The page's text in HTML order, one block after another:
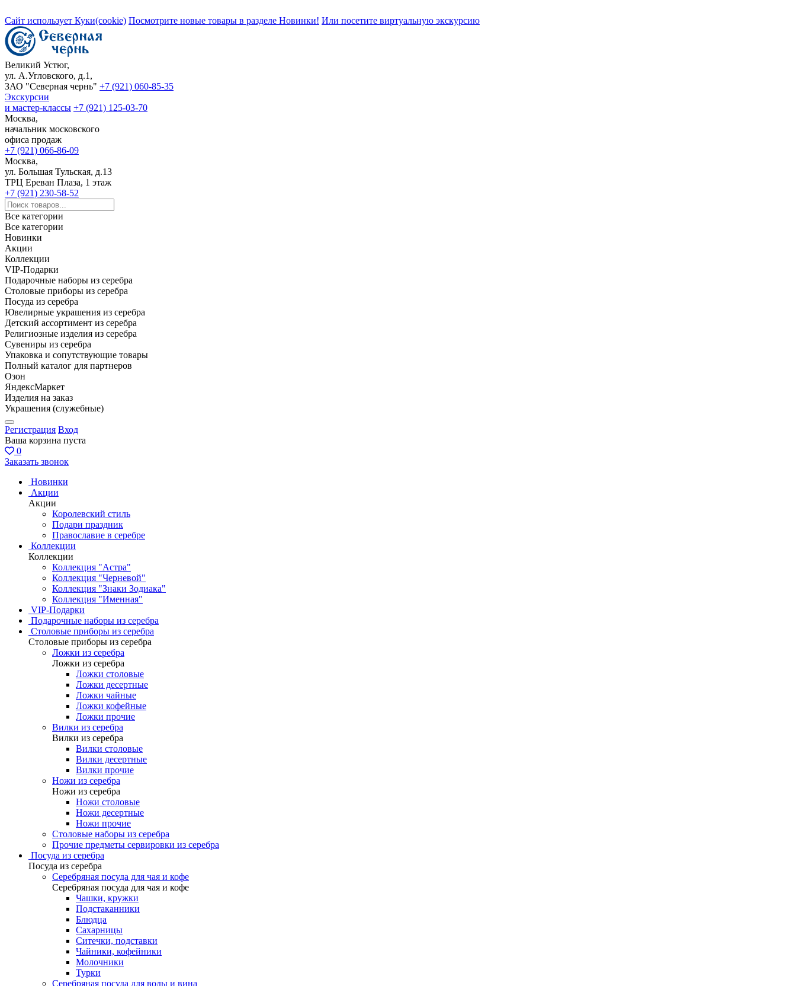
Сайт использует Куки(cookie) Посмотрите новые товары в разделе Новинки! Или посетите виртуальную экскурсию
Великий Устюг,
ул. А.Угловского, д.1,
ЗАО "Северная чернь" +7 (921) 060-85-35
Экскурсии
и мастер-классы +7 (921) 125-03-70
Москва,
начальник московского
офиса продаж
+7 (921) 066-86-09
Москва,
ул. Большая Тульская, д.13
ТРЦ Ереван Плаза, 1 этаж
+7 (921) 230-58-52
Все категории
Все категории
Новинки
Акции
Коллекции
VIP-Подарки
Подарочные наборы из серебра
Столовые приборы из серебра
Посуда из серебра
Ювелирные украшения из серебра
Детский ассортимент из серебра
Религиозные изделия из серебра
Сувениры из серебра
Упаковка и сопутствующие товары
Полный каталог для партнеров
Озон
ЯндексМаркет
Изделия на заказ
Украшения (служебные)
Регистрация Вход
Ваша корзина пуста
0
Заказать звонок
Новинки
Акции
Акции
Королевский стиль
Подари праздник
Православие в серебре
Коллекции
Коллекции
Коллекция "Астра"
Коллекция "Черневой"
Коллекция "Знаки Зодиака"
Коллекция "Именная"
VIP-Подарки
Подарочные наборы из серебра
Столовые приборы из серебра
Столовые приборы из серебра
Ложки из серебра
Ложки из серебра
Ложки столовые
Ложки десертные
Ложки чайные
Ложки кофейные
Ложки прочие
Вилки из серебра
Вилки из серебра
Вилки столовые
Вилки десертные
Вилки прочие
Ножи из серебра
Ножи из серебра
Ножи столовые
Ножи десертные
Ножи прочие
Столовые наборы из серебра
Прочие предметы сервировки из серебра
Посуда из серебра
Посуда из серебра
Серебряная посуда для чая и кофе
Серебряная посуда для чая и кофе
Чашки, кружки
Подстаканники
Блюдца
Сахарницы
Ситечки, подставки
Чайники, кофейники
Молочники
Турки
Серебряная посуда для воды и вина